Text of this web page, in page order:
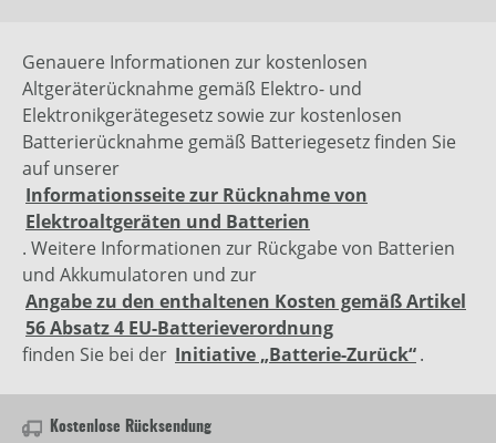
Genauere Informationen zur kostenlosen
Altgeräterücknahme gemäß Elektro- und
Elektronikgerätegesetz sowie zur kostenlosen
Batterierücknahme gemäß Batteriegesetz finden Sie
auf unserer
Informationsseite zur Rücknahme von
Elektroaltgeräten und Batterien
. Weitere Informationen zur Rückgabe von Batterien
und Akkumulatoren und zur
Angabe zu den enthaltenen Kosten gemäß Artikel
56 Absatz 4 EU-Batterieverordnung
finden Sie bei der Initiative „Batterie-Zurück“.
Kostenlose Rücksendung